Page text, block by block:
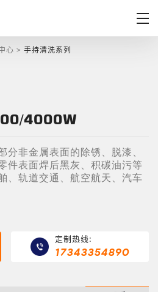
心 > 手持清洗系列
4000W
分非金属表面的除锈、脱漆、
件表面焊后黑灰、积碳油污等
、轨道交通、航空航天、汽车
定制热线:
17343354890